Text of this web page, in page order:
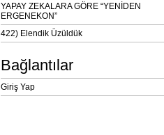
YAPAY ZEKALARA GÖRE “YENİDEN
ERGENEKON”
422) Elendik Üzüldük
Bağlantılar
Giriş Yap